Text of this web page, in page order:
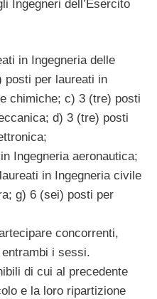
Ingegneri dell’Esercito
in Ingegneria delle
posti per laureati in
chimiche; c) 3 (tre) posti
d) 3 (tre) posti
Ingegneria aeronautica;
in Ingegneria civile
g) 6 (sei) posti per
concorrenti,
i sessi.
di cui al precedente
e la loro ripartizione